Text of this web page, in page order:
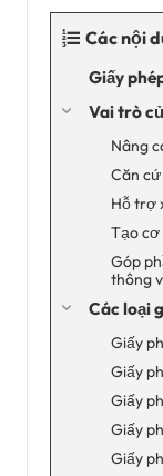
Các nội
Giấy
Vai trò
Nâng
Căn
Hỗ trợ
Tạo cơ
Góp
thông
Các loại
Giấy
Giấy
Giấy
Giấy
Giấy